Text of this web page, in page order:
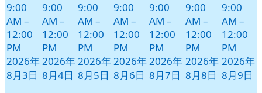
9:00
AM –
12:00
PM
2026年
8月3日
9:00
AM –
12:00
PM
2026年
8月4日
9:00
AM –
12:00
PM
2026年
8月5日
9:00
AM –
12:00
PM
2026年
8月6日
9:00
AM –
12:00
PM
2026年
8月7日
9:00
AM –
12:00
PM
2026年
8月8日
9:00
AM –
12:00
PM
2026年
8月9日